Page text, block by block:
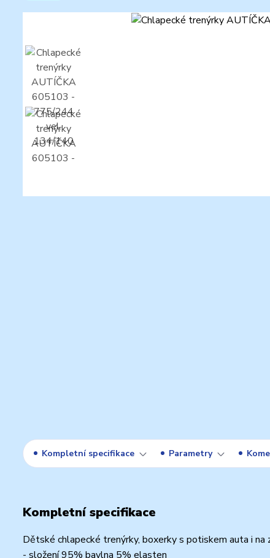
Kompletní specifikace Parametry
Kompletní specifikace
Dětské chlapecké trenýrky, boxerky s potiskem auta i na
- složení 95% bavlna 5% elasten